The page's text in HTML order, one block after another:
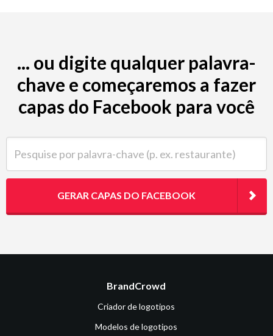
... ou digite qualquer palavra-
chave e começaremos a fazer
capas do Facebook para você
GERAR CAPAS DO FACEBOOK
BrandCrowd
Criador de logotipos
Modelos de logotipos